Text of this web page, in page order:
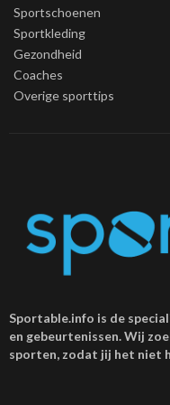
Sportschoenen
Sportkleding
Gezondheid
Coaches
Overige sporttips
Sportable.info is de
en gebeurtenissen. Wij
sporten, zodat jij het niet